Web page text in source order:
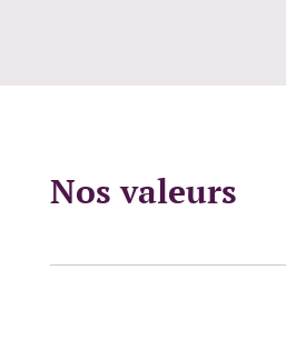
Nos valeurs